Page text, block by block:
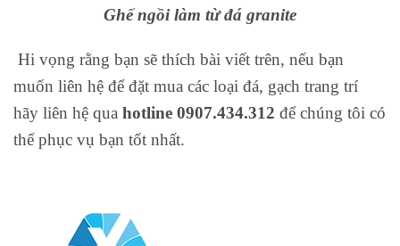
Ghế ngồi làm từ đá granite
Hi vọng rằng bạn sẽ thích bài viết trên, nếu bạn
muốn liên hệ để đặt mua các loại đá, gạch trang trí
hãy liên hệ qua hotline 0907.434.312 để chúng tôi có
thể phục vụ bạn tốt nhất.